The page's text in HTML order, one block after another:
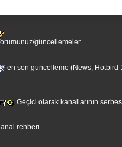
güncellemeler
en son guncelleme (News, Hotbird
Geçici olarak kanallarının
rehberi